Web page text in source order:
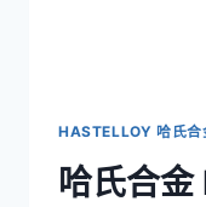
HASTELLOY 哈氏合
哈氏合